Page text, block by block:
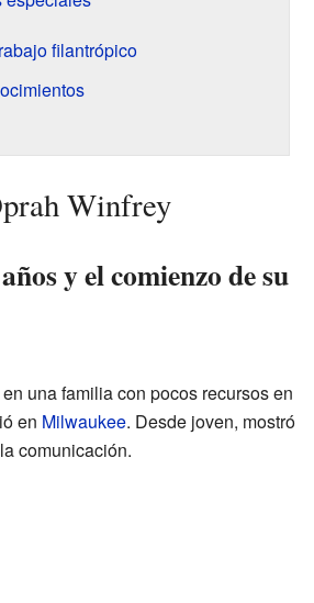
filantrópico
Winfrey
y el comienzo de su
una familia con pocos recursos en
en Milwaukee. Desde joven, mostró
comunicación.